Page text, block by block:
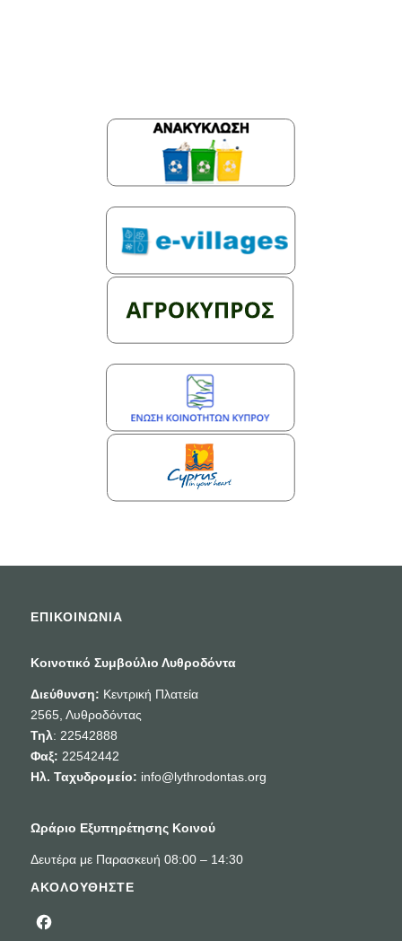
ΕΠΙΚΟΙΝΩΝΙΑ
Κοινοτικό Συμβούλιο Λυθροδόντα
Διεύθυνση: Κεντρική Πλατεία
2565, Λυθροδόντας
Τηλ: 22542888
Φαξ: 22542442
Ηλ. Ταχυδρομείο: info@lythrodontas.org
Ωράριο Εξυπηρέτησης Κοινού
Δευτέρα με Παρασκευή 08:00 – 14:30
ΑΚΟΛΟΥΘΗΣΤΕ